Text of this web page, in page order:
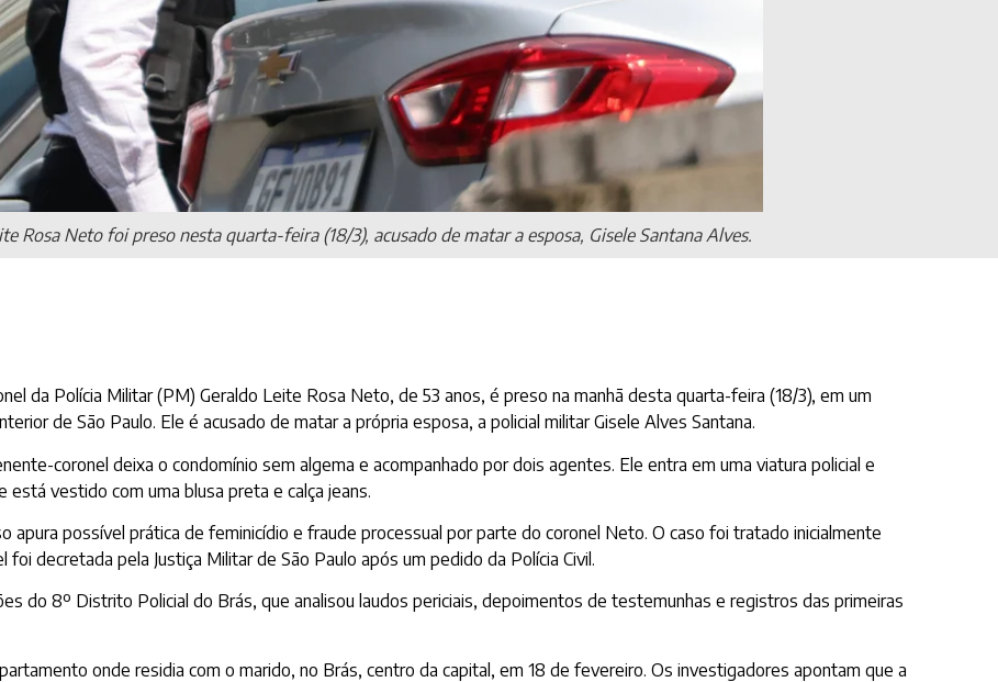
Rosa Neto foi preso nesta quarta-feira (18/3), acusado de matar a esposa, Gisele Santana Alves.
da Polícia Militar (PM) Geraldo Leite Rosa Neto, de 53 anos, é preso na manhã desta quarta-feira (18/3), em um
de São Paulo. Ele é acusado de matar a própria esposa, a policial militar Gisele Alves Santana.
coronel deixa o condomínio sem algema e acompanhado por dois agentes. Ele entra em uma viatura policial e
está vestido com uma blusa preta e calça jeans.
apura possível prática de feminicídio e fraude processual por parte do coronel Neto. O caso foi tratado inicialmente
decretada pela Justiça Militar de São Paulo após um pedido da Polícia Civil.
do 8º Distrito Policial do Brás, que analisou laudos periciais, depoimentos de testemunhas e registros das primeiras
onde residia com o marido, no Brás, centro da capital, em 18 de fevereiro. Os investigadores apontam que a